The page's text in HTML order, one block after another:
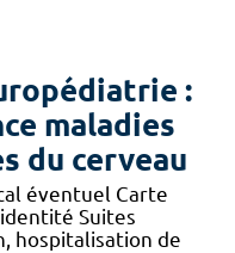
:
maladies
du cerveau
éventuel Carte
Suites
hospitalisation de